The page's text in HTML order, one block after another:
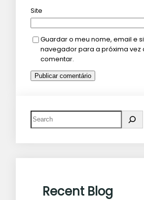
Site
Guardar o meu nome, email e
navegador para a próxima vez
comentar.
Recent Blog